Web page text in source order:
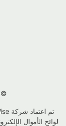
لوائح الأموال الإلكترونية لعام 2011،